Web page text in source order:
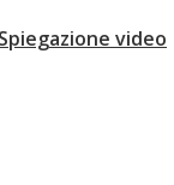
Spiegazione video